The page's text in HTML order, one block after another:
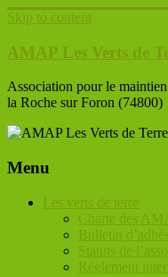
Skip to content
AMAP Les Verts de
Association pour le
la Roche sur Foron (74800)
Menu
Les verts de terre
Charte des
Bulletin
Statuts de
Règlement